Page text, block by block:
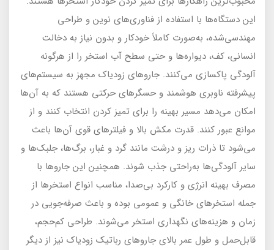
این دستگاه‌ها با استفاده از فناوری‌های نوین و طراحی
مهندسی‌شده، به‌صورت کاملاً خودکار و بدون نیاز به دخالت
انسانی، کف، دیواره‌ها و حتی سطح آب استخر را از هرگونه
آلودگی پاکسازی می‌کنند. جاروهای زودیاک مجهز به سیستم‌های
پیشرفته ناوبری هوشمند و حسگرهای حرکتی هستند که به آن‌ها
امکان می‌دهد مسیر بهینه را برای تمیز کردن انتخاب کنند و از
موانع عبور کنند. قدرت مکش بالا و فیلترهای قوی آن‌ها باعث
می‌شود تا ذرات ریز و درشت مانند گرد و غبار، برگ‌ها، جلبک‌ها و
سایر آلودگی‌ها به‌راحتی جذب شوند. همچنین این جاروها با
مصرف بهینه انرژی و کارکرد بی‌صدا، مناسب انواع استخرها از
جمله استخرهای خانگی و عمومی بوده و باعث صرفه‌جویی در
زمان و هزینه‌های نگهداری استخر می‌شوند. طراحی کم‌حجم،
قابل‌حمل و طول عمر بالای جاروهای رباتیک زودیاک نیز از دیگر